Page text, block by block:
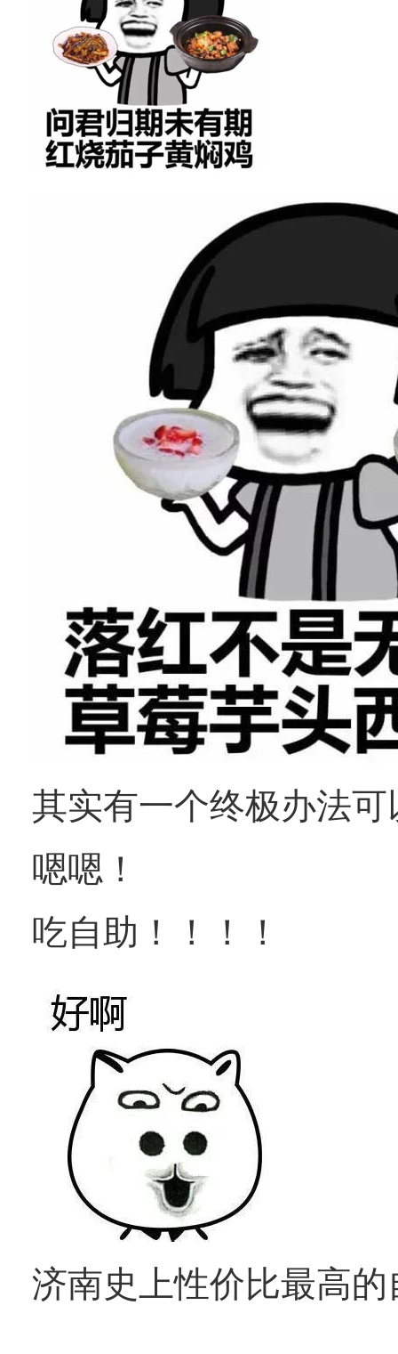
其实有一个终极办法
嗯嗯！
吃自助！！！！
济南史上性价比最高